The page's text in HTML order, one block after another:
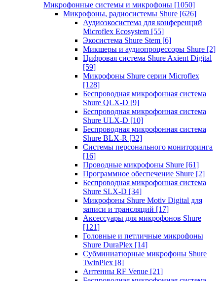
Микрофонные системы и микрофоны [1050]
Микрофоны, радиосистемы Shure [626]
Аудиоэкосистема для конференций
Microflex Ecosystem [55]
Экосистема Shure Stem [6]
Микшеры и аудиопроцессоры Shure [2]
Цифровая система Shure Axient Digital
[59]
Микрофоны Shure серии Microflex
[128]
Беспроводная микрофонная система
Shure QLX-D [9]
Беспроводная микрофонная система
Shure ULX-D [10]
Беспроводная микрофонная система
Shure BLX-R [32]
Системы персонального мониторинга
[16]
Проводные микрофоны Shure [61]
Программное обеспечение Shure [2]
Беспроводная микрофонная система
Shure SLX-D [34]
Микрофоны Shure Motiv Digital для
записи и трансляций [17]
Аксессуары для микрофонов Shure
[121]
Головные и петличные микрофоны
Shure DuraPlex [14]
Субминиатюрные микрофоны Shure
TwinPlex [8]
Антенны RF Venue [21]